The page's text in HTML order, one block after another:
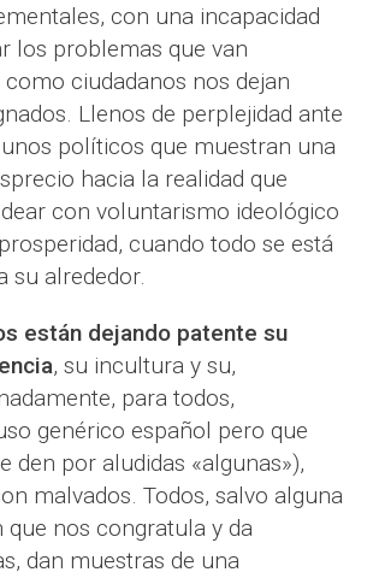
con una incapacidad
los problemas que van
ciudadanos nos dejan
Llenos de perplejidad ante
políticos que muestran una
hacia la realidad que
con voluntarismo ideológico
cuando todo se está
su alrededor.
están dejando patente su
, su incultura y su,
para todos,
genérico español pero que
den por aludidas «algunas»),
malvados. Todos, salvo alguna
que nos congratula y da
dan muestras de una